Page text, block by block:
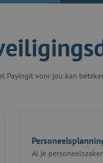
Payingit voor jou kan
Al je